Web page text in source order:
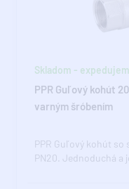
Skladom -
PPR Guľový kohút
varným šróbením
PPR Guľový kohút
PN20. Jednoduchá a